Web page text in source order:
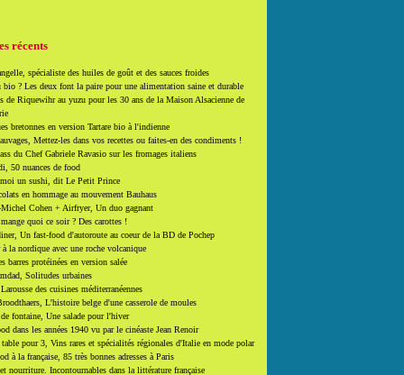
récents
spécialiste des huiles de goût et des sauces froides
bio ? Les deux font la paire pour une alimentation saine et durable
de Riquewihr au yuzu pour les 30 ans de la Maison Alsacienne de
bretonnes en version Tartare bio à l'indienne
Mettez-les dans vos recettes ou faites-en des condiments !
du Chef Gabriele Ravasio sur les fromages italiens
50 nuances de food
moi un sushi, dit Le Petit Prince
en hommage au mouvement Bauhaus
Michel Cohen + Airfryer, Un duo gagnant
quoi ce soir ? Des carottes !
Un fast-food d'autoroute au coeur de la BD de Pochep
la nordique avec une roche volcanique
barres protéinées en version salée
Solitudes urbaines
des cuisines méditerranéennes
L'histoire belge d'une casserole de moules
fontaine, Une salade pour l'hiver
dans les années 1940 vu par le cinéaste Jean Renoir
pour 3, Vins rares et spécialités régionales d'Italie en mode polar
à la française, 85 très bonnes adresses à Paris
nourriture. Incontournables dans la littérature française